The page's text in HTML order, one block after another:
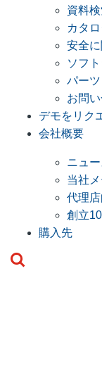
資料
カタ
安全
ソフ
パーツ
お問
デモをリク
会社概要
ニュー
当社
代理
創立
購入先